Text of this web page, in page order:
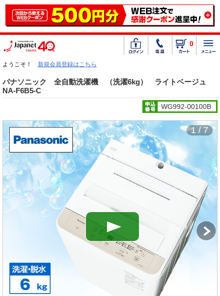
0
ようこそ！ 新規会員登録はこちら
パナソニック 全自動洗濯機 （洗濯6kg） ライトベージュ
NA-F6B5-C
WG992-00100B
1 / 7